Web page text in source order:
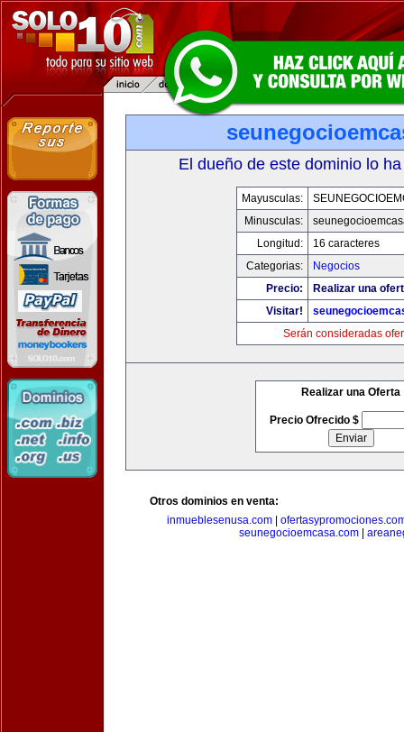
El dueño de este dominio lo
Mayusculas:
Minusculas:
Longitud:
16 caracteres
Categorias:
Negocios
Precio:
Realizar una
Visitar!
Serán consideradas
Realizar una Oferta
Precio Ofrecido $
Otros dominios en venta:
inmueblesenusa.com|
seunegocioemcasa.com|